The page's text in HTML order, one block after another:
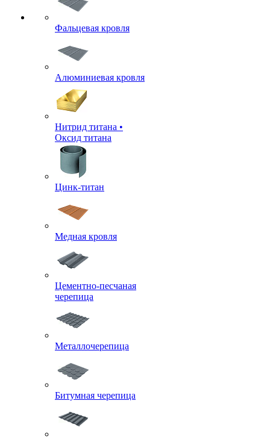
Фальцевая кровля
Алюминиевая кровля
Нитрид титана •
Оксид титана
Цинк-титан
Медная кровля
Цементно-песчаная
черепица
Металлочерепица
Битумная черепица